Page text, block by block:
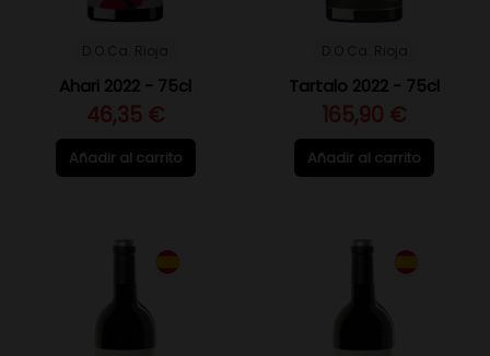
Ahari 2022 - 75cl
46,35 €
Añadir al carrito
Tartalo 2022 - 75cl
165,90 €
Añadir al carrito